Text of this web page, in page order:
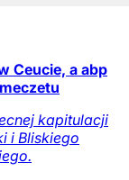
Ceucie, a abp
kapitulacji
i Bliskiego